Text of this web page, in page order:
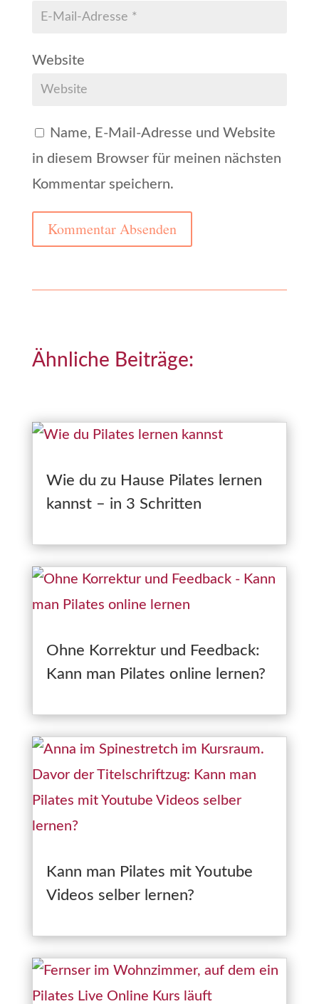
Website
Name, E-Mail-Adresse und Website
in diesem Browser für meinen nächsten
Kommentar speichern.
Kommentar Absenden
Ähnliche Beiträge:
Wie du zu Hause Pilates lernen
kannst – in 3 Schritten
Ohne Korrektur und Feedback:
Kann man Pilates online lernen?
Kann man Pilates mit Youtube
Videos selber lernen?